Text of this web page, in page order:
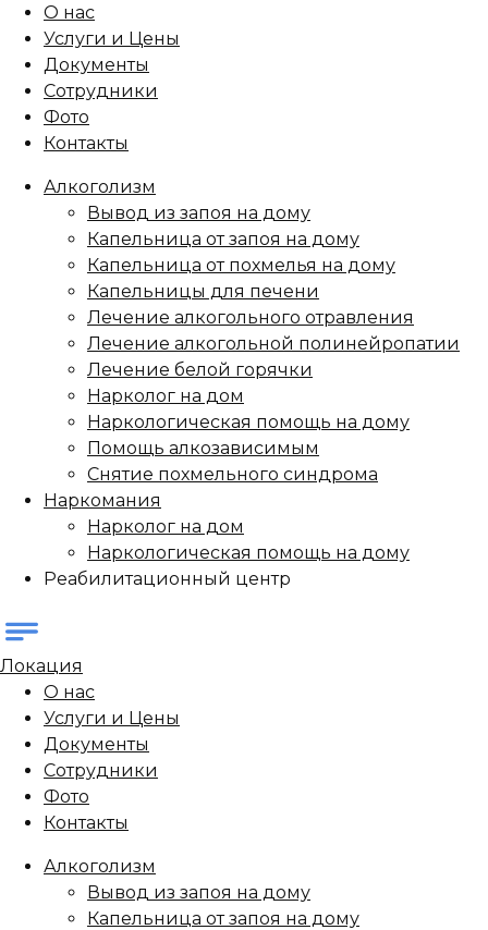
О нас
Услуги и Цены
Документы
Сотрудники
Фото
Контакты
Алкоголизм
Вывод из запоя на дому
Капельница от запоя на дому
Капельница от похмелья на дому
Капельницы для печени
Лечение алкогольного отравления
Лечение алкогольной полинейропатии
Лечение белой горячки
Нарколог на дом
Наркологическая помощь на дому
Помощь алкозависимым
Снятие похмельного синдрома
Наркомания
Нарколог на дом
Наркологическая помощь на дому
Реабилитационный центр
Локация
О нас
Услуги и Цены
Документы
Сотрудники
Фото
Контакты
Алкоголизм
Вывод из запоя на дому
Капельница от запоя на дому